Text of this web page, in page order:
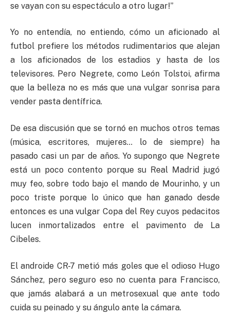
se vayan con su espectáculo a otro lugar!”
Yo no entendía, no entiendo, cómo un aficionado al
futbol prefiere los métodos rudimentarios que alejan
a los aficionados de los estadios y hasta de los
televisores. Pero Negrete, como León Tolstoi, afirma
que la belleza no es más que una vulgar sonrisa para
vender pasta dentífrica.
De esa discusión que se tornó en muchos otros temas
(música, escritores, mujeres… lo de siempre) ha
pasado casi un par de años. Yo supongo que Negrete
está un poco contento porque su Real Madrid jugó
muy feo, sobre todo bajo el mando de Mourinho, y un
poco triste porque lo único que han ganado desde
entonces es una vulgar Copa del Rey cuyos pedacitos
lucen inmortalizados entre el pavimento de La
Cibeles.
El androide CR-7 metió más goles que el odioso Hugo
Sánchez, pero seguro eso no cuenta para Francisco,
que jamás alabará a un metrosexual que ante todo
cuida su peinado y su ángulo ante la cámara.